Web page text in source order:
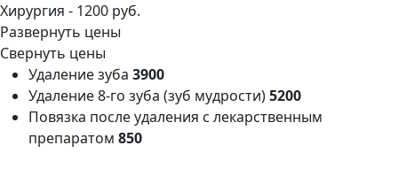
Хирургия - 1200 руб.
Развернуть цены
Свернуть цены
Удаление зуба 3900
Удаление 8-го зуба (зуб мудрости)5200
Повязка после удаления с лекарственным
препаратом 850